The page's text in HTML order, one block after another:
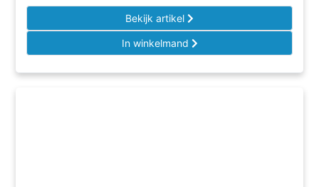
Bekijk artikel
In winkelmand